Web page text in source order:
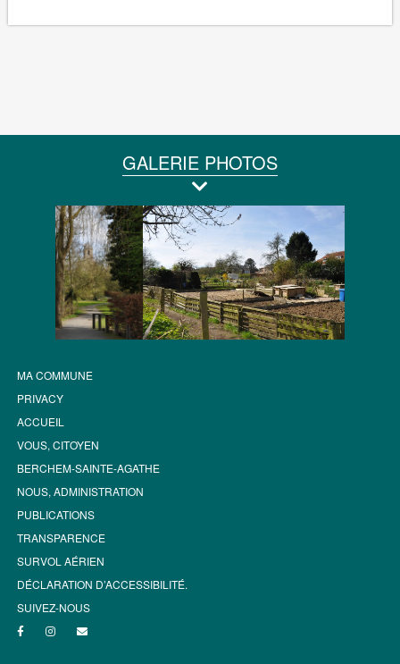
GALERIE PHOTOS
MA COMMUNE
PRIVACY
ACCUEIL
VOUS, CITOYEN
BERCHEM-SAINTE-AGATHE
NOUS, ADMINISTRATION
PUBLICATIONS
TRANSPARENCE
SURVOL AÉRIEN
DÉCLARATION D’ACCESSIBILITÉ.
SUIVEZ-NOUS